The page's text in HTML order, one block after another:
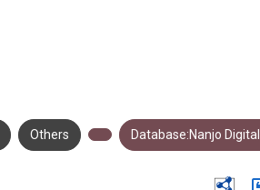
Others Database:Nanjo